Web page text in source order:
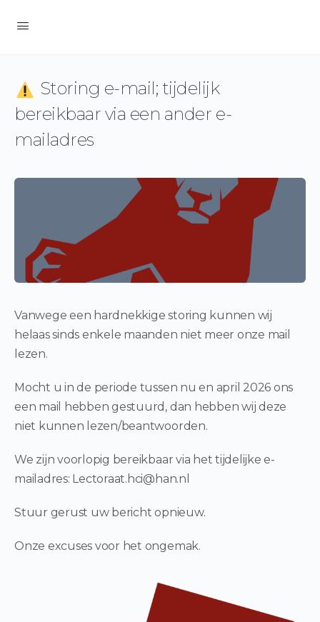
Storing e-mail; tijdelijk
bereikbaar via een ander e-
mailadres
Vanwege een hardnekkige storing kunnen wij
helaas sinds enkele maanden niet meer onze mail
lezen.
Mocht u in de periode tussen nu en april 2026 ons
een mail hebben gestuurd, dan hebben wij deze
niet kunnen lezen/beantwoorden.
We zijn voorlopig bereikbaar via het tijdelijke e-
mailadres: Lectoraat.hci@han.nl
Stuur gerust uw bericht opnieuw.
Onze excuses voor het ongemak.